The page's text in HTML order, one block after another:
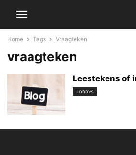
Home Tags Vraagteken
vraagteken
Leestekens of
HOBBYS